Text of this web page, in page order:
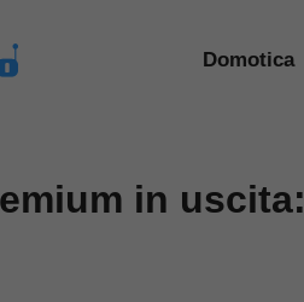
Domotica
in